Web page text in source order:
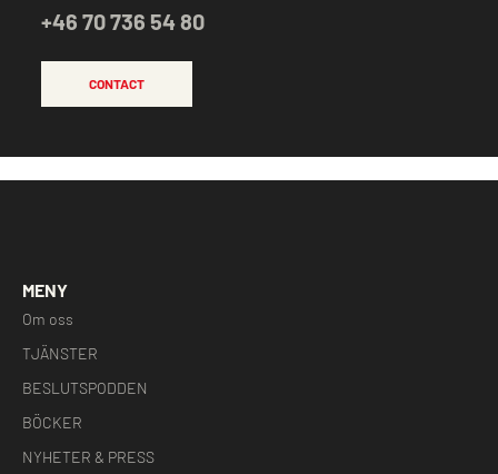
+46 70 736 54 80
CONTACT
MENY
Om oss
TJÄNSTER
BESLUTSPODDEN
BÖCKER
NYHETER & PRESS